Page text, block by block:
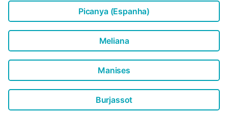
Picanya (Espanha)
Meliana
Manises
Burjassot